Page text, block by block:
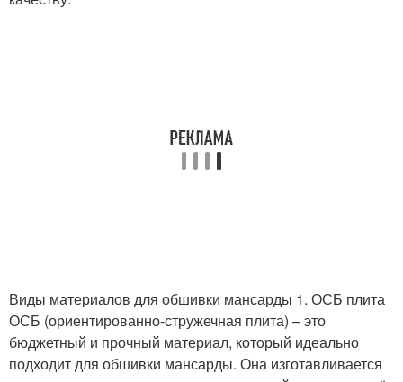
Виды материалов для обшивки мансарды 1. ОСБ плита
ОСБ (ориентированно-стружечная плита) – это
бюджетный и прочный материал, который идеально
подходит для обшивки мансарды. Она изготавливается